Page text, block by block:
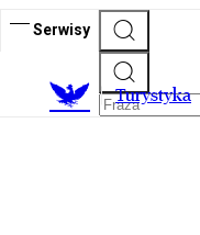
Serwisy
Turystyka